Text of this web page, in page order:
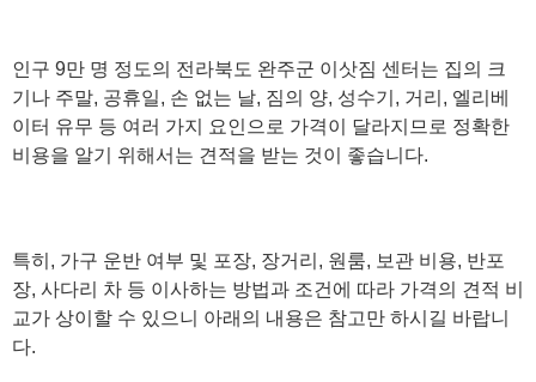
인구 9만 명 정도의 전라북도 완주군 이삿짐 센터는 집의 크
기나 주말, 공휴일, 손 없는 날, 짐의 양, 성수기, 거리, 엘리베
이터 유무 등 여러 가지 요인으로 가격이 달라지므로 정확한
비용을 알기 위해서는 견적을 받는 것이 좋습니다.
특히, 가구 운반 여부 및 포장, 장거리, 원룸, 보관 비용, 반포
장, 사다리 차 등 이사하는 방법과 조건에 따라 가격의 견적 비
교가 상이할 수 있으니 아래의 내용은 참고만 하시길 바랍니
다.